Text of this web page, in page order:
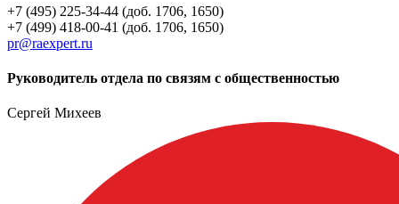
+7 (495) 225-34-44 (доб. 1706, 1650)
+7 (499) 418-00-41 (доб. 1706, 1650)
pr@raexpert.ru
Руководитель отдела по связям с общественностью
Сергей Михеев